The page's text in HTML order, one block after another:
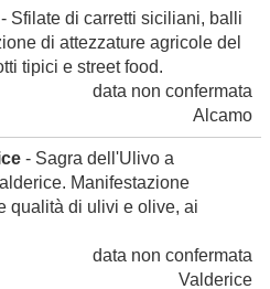
- Sfilate di carretti siciliani, balli
di attezzature agricole del
tipici e street food.
data non confermata
Alcamo
- Sagra dell'Ulivo a
Manifestazione
qualità di ulivi e olive, ai
data non confermata
Valderice